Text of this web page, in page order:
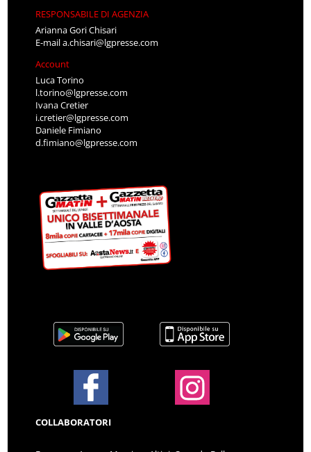
RESPONSABILE DI AGENZIA
Arianna Gori Chisari
E-maila.chisari@lgpresse.com
Account
Luca Torino
l.torino@lgpresse.com
Ivana Cretier
i.cretier@lgpresse.com
Daniele Fimiano
d.fimiano@lgpresse.com
COLLABORATORI